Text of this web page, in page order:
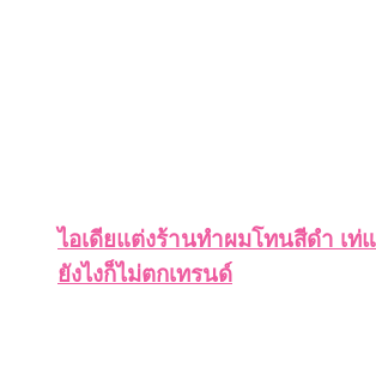
ไอเดียแต่งร้านทำผมโทนสีดำ เท่
ยังไงก็ไม่ตกเทรนด์